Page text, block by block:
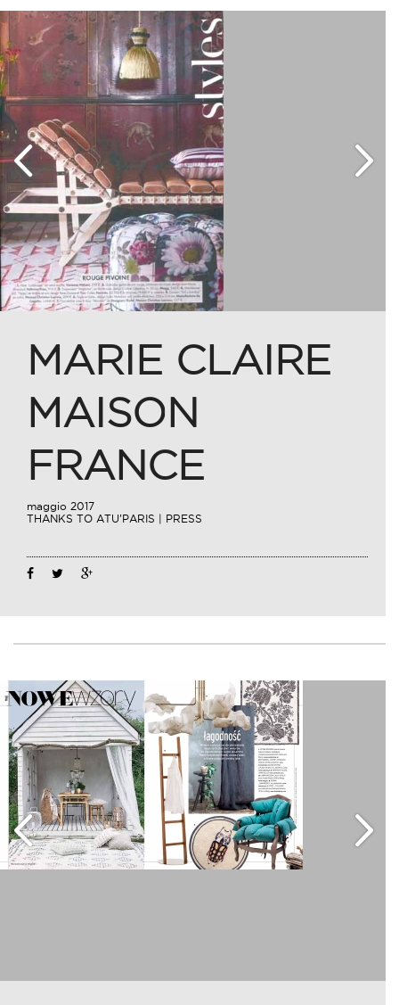
Mag 10 2017
MARIE CLAIRE
MAISON
FRANCE
maggio 2017
THANKS TO ATU’PARIS | PRESS
Mag 05 2017